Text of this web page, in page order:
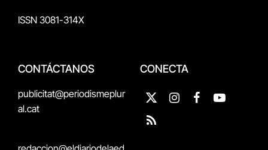
ISSN 3081-314X
CONTÁCTANOS
publicitat@periodismeplur
al.cat
CONECTA
X
(Twitter)
InstagramFacebookYouTube
RSS